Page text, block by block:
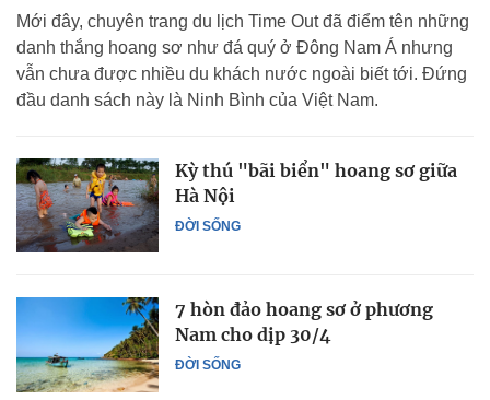
Mới đây, chuyên trang du lịch Time Out đã điểm tên những
danh thắng hoang sơ như đá quý ở Đông Nam Á nhưng
vẫn chưa được nhiều du khách nước ngoài biết tới. Đứng
đầu danh sách này là Ninh Bình của Việt Nam.
ĐỜI SỐNG
Kỳ thú "bãi biển" hoang sơ giữa
Hà Nội
ĐỜI SỐNG
7 hòn đảo hoang sơ ở phương
Nam cho dịp 30/4